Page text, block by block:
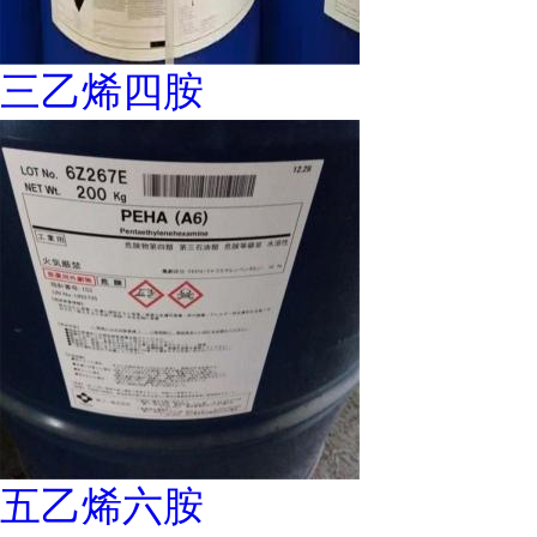
三乙烯四胺
五乙烯六胺